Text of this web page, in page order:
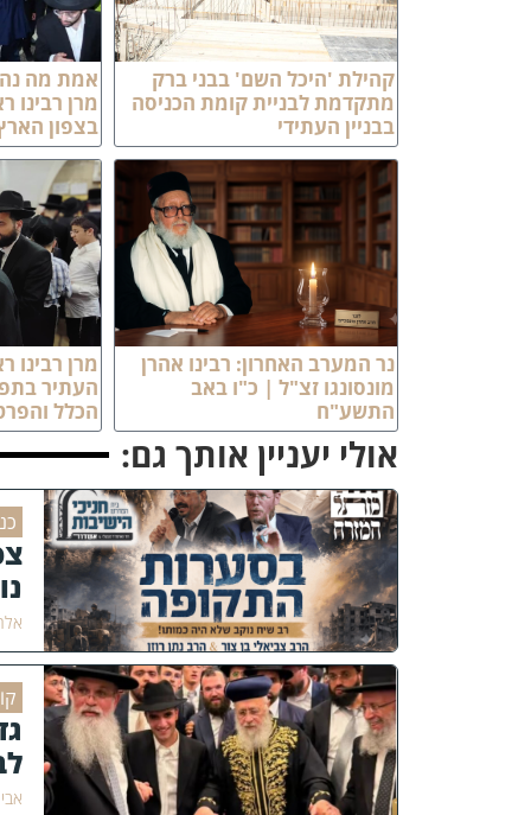
קהילת 'היכל השם' בבני ברק
מתקדמת לבניית קומת הכניסה
בבניין העתידי
אמת מה
מרן
בצפון
נר המערב האחרון: רבינו אהרן
מונסונגו זצ"ל | כ"ו באב
התשע"ח
מרן
העתיר
הכלל
אולי יעניין אותך גם: